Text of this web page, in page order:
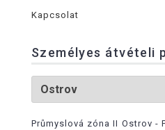
Kapcsolat
Személyes átvételi
Průmyslová zóna II Ostrov -